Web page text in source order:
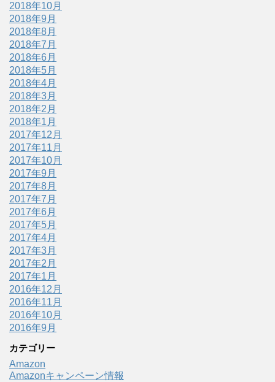
2018年10月
2018年9月
2018年8月
2018年7月
2018年6月
2018年5月
2018年4月
2018年3月
2018年2月
2018年1月
2017年12月
2017年11月
2017年10月
2017年9月
2017年8月
2017年7月
2017年6月
2017年5月
2017年4月
2017年3月
2017年2月
2017年1月
2016年12月
2016年11月
2016年10月
2016年9月
カテゴリー
Amazon
Amazonキャンペーン情報